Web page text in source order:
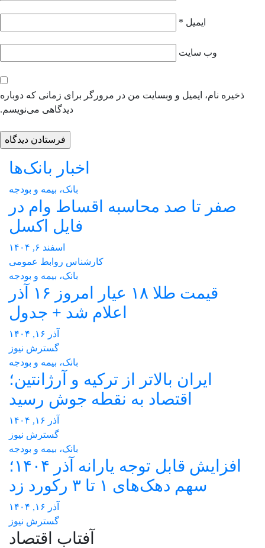
ایمیل*
وب‌ سایت
ذخیره نام، ایمیل و وبسایت من در مرورگر برای زمانی که دوباره
دیدگاهی می‌نویسم.
اخبار بانک‌ها
بانک، بیمه و بودجه
صفر تا صد محاسبه اقساط وام در
فایل اکسل
اسفند ۶, ۱۴۰۴
کارشناس روابط عمومی
بانک، بیمه و بودجه
قیمت طلا ۱۸ عیار امروز ۱۶ آذر
اعلام شد + جدول
آذر ۱۶, ۱۴۰۴
گسترش نیوز
بانک، بیمه و بودجه
ایران بالاتر از ترکیه و آرژانتین؛
اقتصاد به نقطه جوش رسید
آذر ۱۶, ۱۴۰۴
گسترش نیوز
بانک، بیمه و بودجه
افزایش قابل توجه یارانه آذر ۱۴۰۴؛
سهم دهک‌های ۱ تا ۳ رکورد زد
آذر ۱۶, ۱۴۰۴
گسترش نیوز
آفتاب اقتصاد